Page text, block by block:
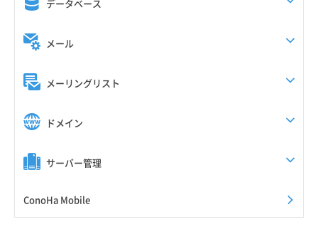
データベース
メール
メーリングリスト
ドメイン
サーバー管理
ConoHa Mobile